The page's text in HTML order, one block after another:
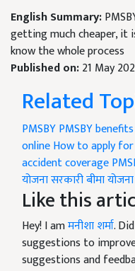
English Summary:
getting much cheaper, it
know the whole process
Published on:21 May
Related
PMSBYPMSBY benefits
onlineHow to apply for
accident coverage
योजनासरकारी बीमा योजना
Like this
Hey! I amमनीशा शर्मा.
suggestions to
suggestions and